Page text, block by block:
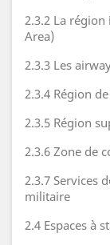
2.3.2 La
Area)
2.3.3 Les
2.3.4 Région
2.3.5 Région
2.3.6 Zone de
2.3.7 Services
militaire
2.4 Espaces à